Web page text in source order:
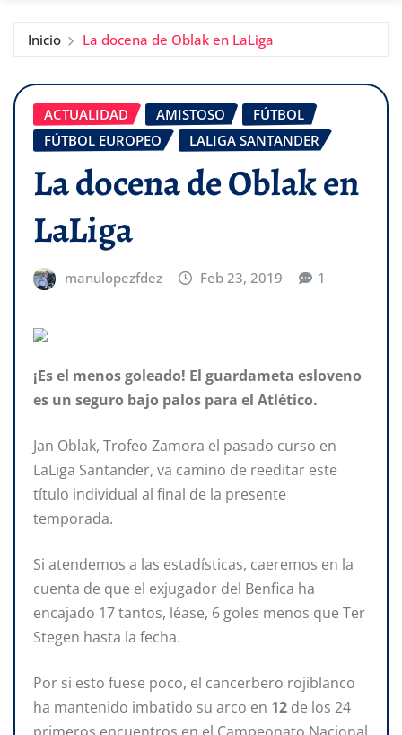
Inicio La docena de Oblak en LaLiga
ACTUALIDAD AMISTOSO
FÚTBOL
FÚTBOL EUROPEO
LALIGA SANTANDER
La docena de Oblak en
LaLiga
manulopezfdez Feb 23, 2019 1
¡Es el menos goleado! El guardameta esloveno
es un seguro bajo palos para el Atlético.
Jan Oblak, Trofeo Zamora el pasado curso en
LaLiga Santander, va camino de reeditar este
título individual al final de la presente
temporada.
Si atendemos a las estadísticas, caeremos en la
cuenta de que el exjugador del Benfica ha
encajado 17 tantos, léase, 6 goles menos que Ter
Stegen hasta la fecha.
Por si esto fuese poco, el cancerbero rojiblanco
ha mantenido imbatido su arco en 12 de los 24